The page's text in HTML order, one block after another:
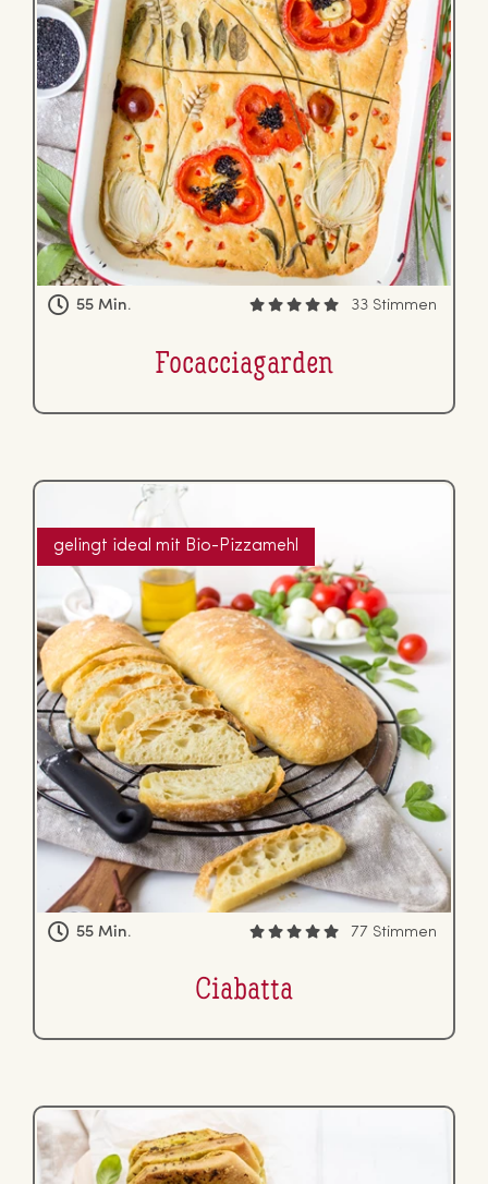
55 Min. 33 Stimmen
Fo­cac­cia­gar­den
gelingt ideal mit Bio-Pizzamehl
55 Min. 77 Stimmen
Ciabatta